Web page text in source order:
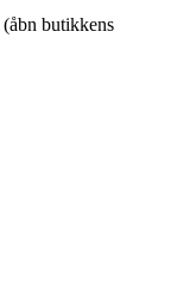
(åbn butikkens